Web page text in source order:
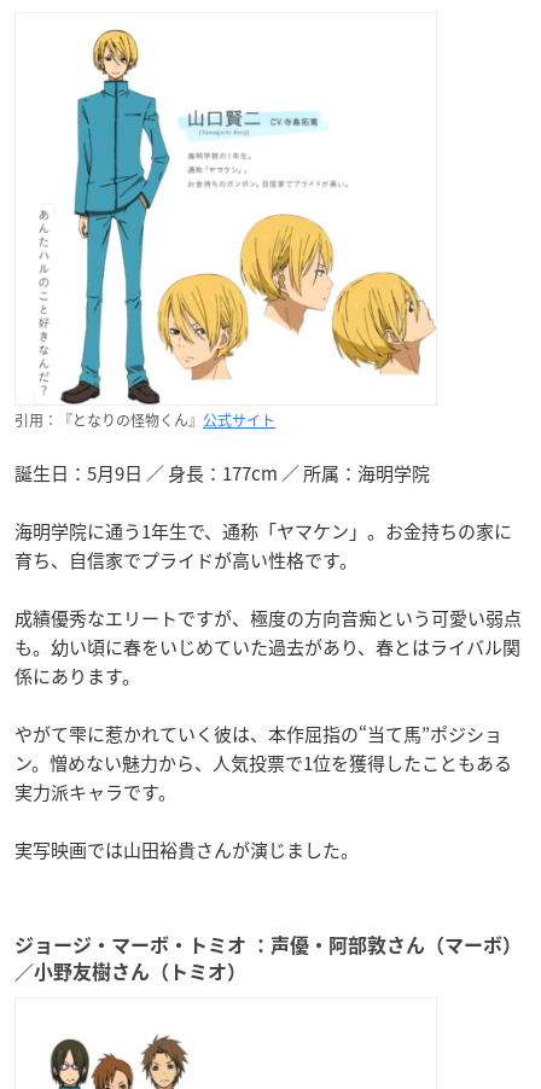
引用：『となりの怪物くん』 公式サイト
誕生日：5月9日 ／ 身長：177cm ／ 所属：海明学院
海明学院に通う1年生で、通称「ヤマケン」。お金持ちの家に
育ち、自信家でプライドが高い性格です。
成績優秀なエリートですが、極度の方向音痴という可愛い弱点
も。幼い頃に春をいじめていた過去があり、春とはライバル関
係にあります。
やがて雫に惹かれていく彼は、本作屈指の“当て馬”ポジショ
ン。憎めない魅力から、人気投票で1位を獲得したこともある
実力派キャラです。
実写映画では山田裕貴さんが演じました。
ジョージ・マーボ・トミオ ：声優・阿部敦さん（マーボ）
／小野友樹さん（トミオ）